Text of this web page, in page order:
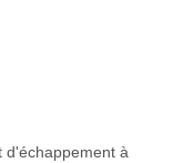
d'échappement à